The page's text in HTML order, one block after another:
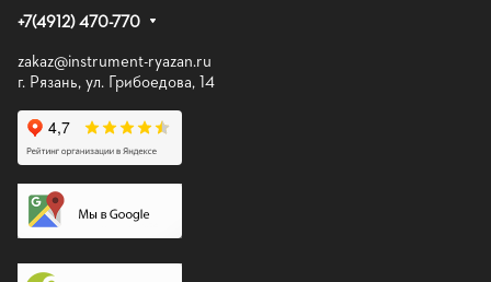
+7(4912) 470-770
zakaz@instrument-ryazan.ru
г. Рязань, ул. Грибоедова, 14